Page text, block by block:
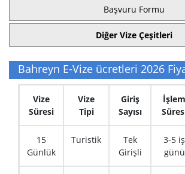
Başvuru Formu
Diğer Vize Çeşitleri
Bahreyn E-Vize ücretleri 2026
Vize
Süresi
Vize
Tipi
Giriş
Sayısı
İşlem
15
Günlük
Turistik
Tek
Girişli
3-5 iş
günü